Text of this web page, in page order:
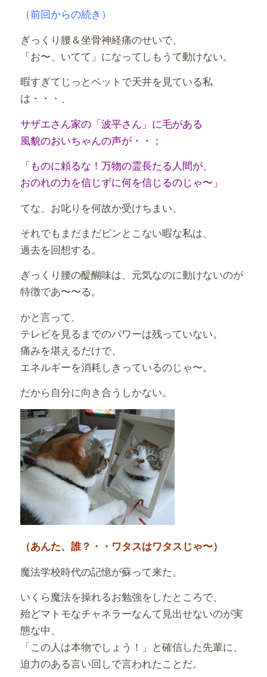
（前回からの続き）
ぎっくり腰＆坐骨神経痛のせいで、
「お〜、いてて」になってしもうて動けない。
暇すぎてじっとベットで天井を見ている私
は・・・、
サザエさん家の「波平さん」に毛がある
風貌のおいちゃんの声が・・；
「ものに頼るな！万物の霊長たる人間が、
おのれの力を信じずに何を信じるのじゃ〜」
てな、お叱りを何故か受けちまい、
それでもまだまだピンとこない暇な私は、
過去を回想する。
ぎっくり腰の醍醐味は、元気なのに動けないのが
特徴であ〜〜る。
かと言って、
テレビを見るまでのパワーは残っていない。
痛みを堪えるだけで、
エネルギーを消耗しきっているのじゃ〜。
だから自分に向き合うしかない。
（あんた、誰？・・ワタスはワタスじゃ〜）
魔法学校時代の記憶が蘇って来た。
いくら魔法を操れるお勉強をしたところで、
殆どマトモなチャネラーなんて見出せないのが実
態な中、
「この人は本物でしょう！」と確信した先輩に、
迫力のある言い回しで言われたことだ。